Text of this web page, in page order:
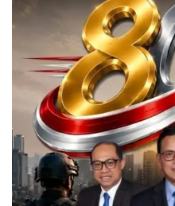
Pemerintah Kota Bogor
melakukan kajian budaya
teknis pada proyek
“Kalau benar sampai
(Contract Change
perencanaan awal pada
dikondisikan dengan
M kepada bogorexpose,